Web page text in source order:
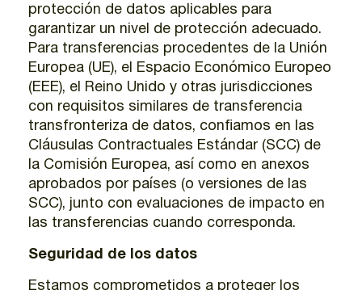
protección de datos aplicables para
garantizar un nivel de protección adecuado.
Para transferencias procedentes de la Unión
Europea (UE), el Espacio Económico Europeo
(EEE), el Reino Unido y otras jurisdicciones
con requisitos similares de transferencia
transfronteriza de datos, confiamos en las
Cláusulas Contractuales Estándar (SCC) de
la Comisión Europea, así como en anexos
aprobados por países (o versiones de las
SCC), junto con evaluaciones de impacto en
las transferencias cuando corresponda.
Seguridad de los datos
Estamos comprometidos a proteger los